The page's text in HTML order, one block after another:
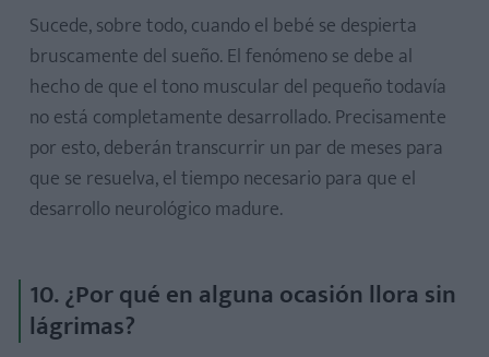
Sucede, sobre todo, cuando el bebé se despierta
bruscamente del sueño. El fenómeno se debe al
hecho de que el tono muscular del pequeño todavía
no está completamente desarrollado. Precisamente
por esto, deberán transcurrir un par de meses para
que se resuelva, el tiempo necesario para que el
desarrollo neurológico madure.
10. ¿Por qué en alguna ocasión llora sin
lágrimas?